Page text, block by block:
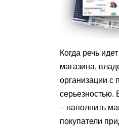
Когда речь
магазина,
организации с
серьезностью.
– наполнить
покупатели